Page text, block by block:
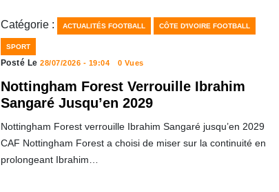
Catégorie : ACTUALITÉS FOOTBALL CÔTE D'IVOIRE FOOTBALL
SPORT
Posté Le28/07/2026 - 19:04 0 Vues
Nottingham Forest Verrouille Ibrahim
Sangaré Jusqu’en 2029
Nottingham Forest verrouille Ibrahim Sangaré jusqu’en 2029
CAF Nottingham Forest a choisi de miser sur la continuité en
prolongeant Ibrahim…